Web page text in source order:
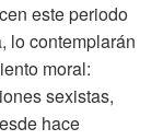
este periodo
lo contemplarán
moral:
sexistas,
hace